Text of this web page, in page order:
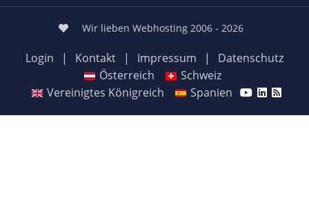
Wir lieben Webhosting 2006 - 2026
Login | Kontakt | Impressum |
Datenschutz
Österreich
Schweiz
Vereinigtes Königreich
Spanien